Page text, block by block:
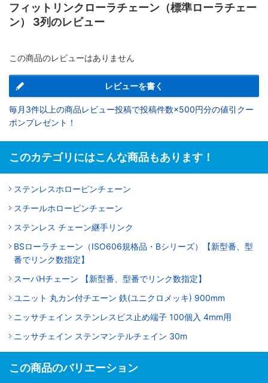
フィットリンクローラチェーン（標準ローラチェー
ン） 3列のレビュー
この商品のレビューはありません
レビューを書く
毎月3件以上の商品レビュー投稿で投稿件数×500円分の値引クー
ポンプレゼント！
このカテゴリにはこんな商品もあります！
ステンレスホローピンチェーン
スチールホローピンチェーン
ステンレス チェーン継手リンク
BSローラチェーン（ISO606規格品・Bシリーズ）【新型番、型
番でリンク数指定】
スーパHチェーン 【新型番、型番でリンク数指定】
ユニット 丸カン付チエーン 鉄(ユニクロメッキ) 900mm
ニッサチェイン ステンレスビス止め端子 100個入 4mm用
ニッサチェイン ステンマンテルチェイン 30m
この商品のバリエーション